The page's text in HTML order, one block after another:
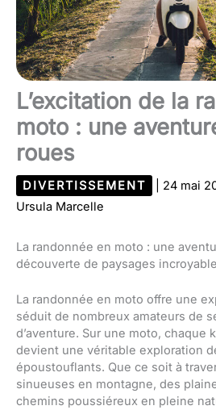
L’excitation de la
moto : une
roues
DIVERTISSEMENT 24 mai
Ursula Marcelle
La randonnée en moto : une
découverte de paysages
La randonnée en moto offre une
séduit de nombreux amateurs de
d’aventure. Sur une moto, chaque
devient une véritable exploration
époustouflants. Que ce soit à
sinueuses en montagne, des
chemins poussiéreux en pleine